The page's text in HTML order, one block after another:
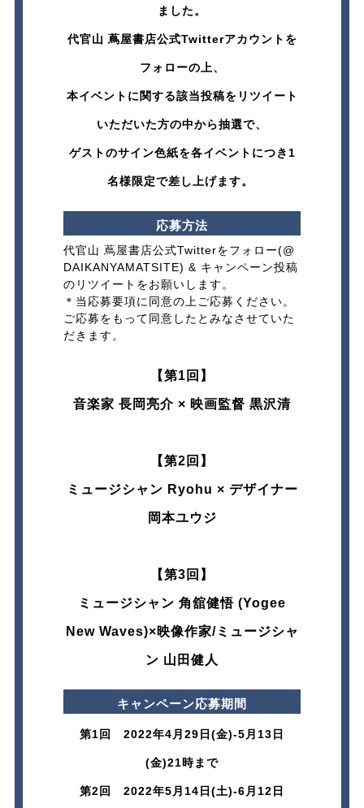
ました。
代官山 蔦屋書店公式Twitterアカウントを
フォローの上、
本イベントに関する該当投稿をリツイート
いただいた方の中から抽選で、
ゲストのサイン色紙を各イベントにつき1
名様限定で差し上げます。
応募方法​
代官山 蔦屋書店公式Twitterをフォロー(@
DAIKANYAMATSITE) & キャンペーン投稿
のリツイートをお願いします。​
＊当応募要項に同意の上ご応募ください。
ご応募をもって同意したとみなさせていた
だきます。​
【第1回】​
音楽家 長岡亮介 × 映画監督 黒沢清​
【第2回​】​
ミュージシャン Ryohu × デザイナー
岡本ユウジ
【​第3回​】​
ミュージシャン 角舘健悟 (Yogee
New Waves)×映像作家/ミュージシャ
ン 山田健人
キャンペーン応募期間​
第1回 2022年4月29日(金)-5月13日
(金)21時まで​
第2回 2022年5月14日(土)-6月12日